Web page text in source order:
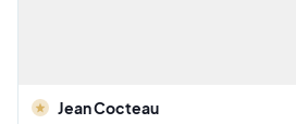
Jean Cocteau